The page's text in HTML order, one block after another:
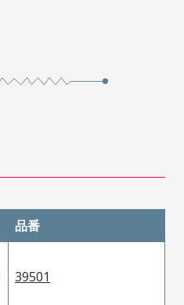
品番
39501